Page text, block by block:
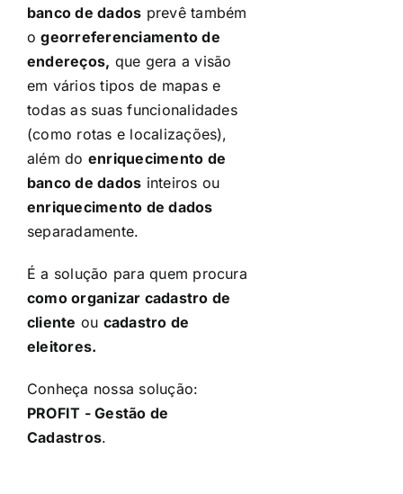
banco de dados prevê também
ogeorreferenciamento de
endereços, que gera a visão
em vários tipos de mapas e
todas as suas funcionalidades
(como rotas e localizações),
além do enriquecimento de
banco de dados inteiros ou
enriquecimento de dados
separadamente.
É a solução para quem procura
como organizar cadastro de
cliente ou cadastro de
eleitores.
Conheça nossa solução:
PROFIT - Gestão de
Cadastros.